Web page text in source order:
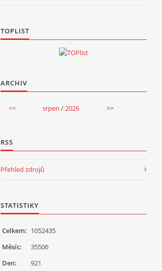
TOPLIST
ARCHIV
<< srpen /2026 >>
RSS
Přehled zdrojů
STATISTIKY
Celkem: 1052435
Měsíc:
35506
Den:
921